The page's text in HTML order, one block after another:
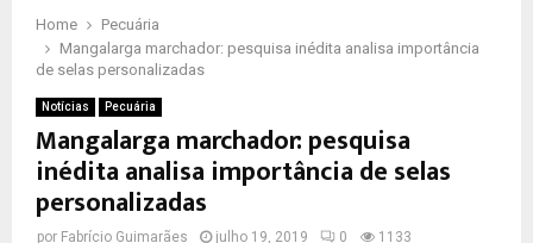
Home
Pecuária
Mangalarga marchador: pesquisa inédita analisa importância
de selas personalizadas
Notícias Pecuária
Mangalarga marchador: pesquisa
inédita analisa importância de selas
personalizadas
por Fabrício Guimarães julho 19, 2019 0 1133